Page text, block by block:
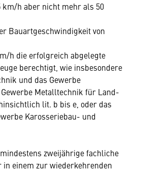
h aber nicht mehr als 50
Bauartgeschwindigkeit von
h die erfolgreich abgelegte
berechtigt, wie insbesondere
und das Gewerbe
Metalltechnik für Land-
lit. b bis e, oder das
Karosseriebau- und
zweijährige fachliche
einem zur wiederkehrenden